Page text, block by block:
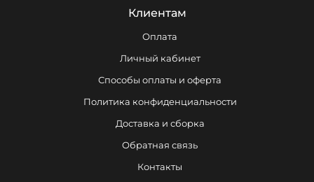
Клиентам
Оплата
Личный кабинет
Способы оплаты и оферта
Политика конфиденциальности
Доставка и сборка
Обратная связь
Контакты